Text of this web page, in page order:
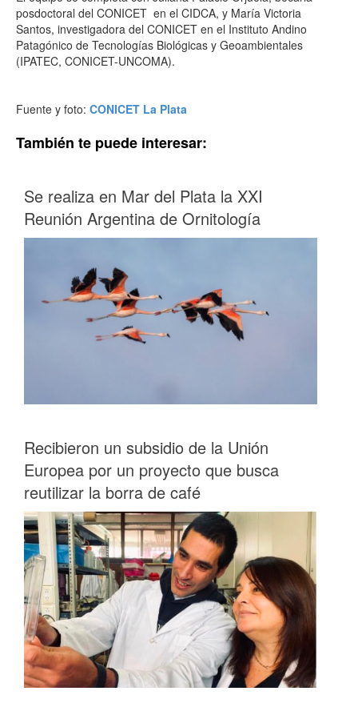
posdoctoral del CONICET en el CIDCA, y María Victoria
Santos, investigadora del CONICET en el Instituto Andino
Patagónico de Tecnologías Biológicas y Geoambientales
(IPATEC, CONICET-UNCOMA).
Fuente y foto: CONICET La Plata
También te puede interesar:
Se realiza en Mar del Plata la XXI
Reunión Argentina de Ornitología
Recibieron un subsidio de la Unión
Europea por un proyecto que busca
reutilizar la borra de café